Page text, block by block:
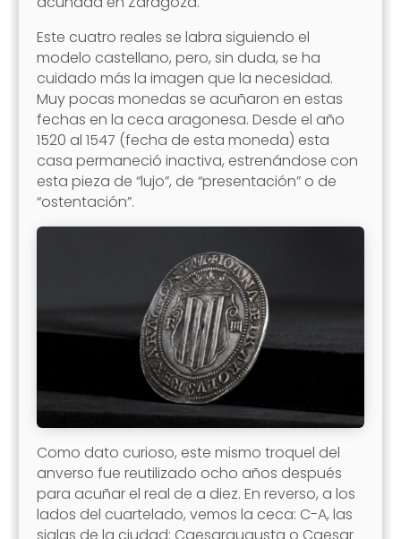
Este cuatro reales se labra siguiendo el
modelo castellano, pero, sin duda, se ha
cuidado más la imagen que la necesidad.
Muy pocas monedas se acuñaron en estas
fechas en la ceca aragonesa. Desde el año
1520 al 1547 (fecha de esta moneda) esta
casa permaneció inactiva, estrenándose con
esta pieza de “lujo”, de “presentación” o de
“ostentación”.
Como dato curioso, este mismo troquel del
anverso fue reutilizado ocho años después
para acuñar el real de a diez. En reverso, a los
lados del cuartelado, vemos la ceca: C-A, las